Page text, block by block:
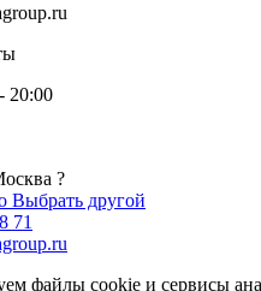
20:00
?
Выбрать другой
71
файлы cookie и сервисы